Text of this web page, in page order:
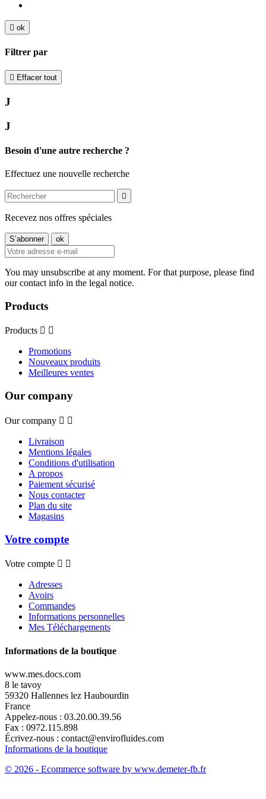
 ok
Filtrer par
 Effacer tout
J
J
Besoin d'une autre recherche ?
Effectuez une nouvelle recherche

Recevez nos offres spéciales
You may unsubscribe at any moment. For that purpose, please find
our contact info in the legal notice.
Products
Products  
Promotions
Nouveaux produits
Meilleures ventes
Our company
Our company  
Livraison
Mentions légales
Conditions d'utilisation
A propos
Paiement sécurisé
Nous contacter
Plan du site
Magasins
Votre compte
Votre compte  
Adresses
Avoirs
Commandes
Informations personnelles
Mes Téléchargements
Informations de la boutique
www.mes.docs.com
8 le tavoy
59320 Hallennes lez Haubourdin
France
Appelez-nous : 03.20.00.39.56
Fax : 0972.115.898
Écrivez-nous : contact@envirofluides.com
Informations de la boutique
© 2026 - Ecommerce software by www.demeter-fb.fr